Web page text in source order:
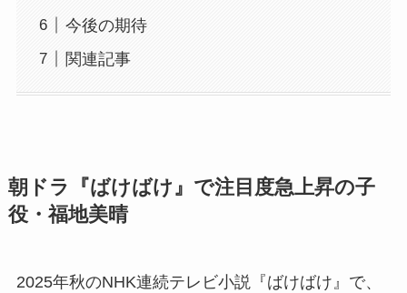
今後の期待
関連記事
朝ドラ『ばけばけ』で注目度急上昇の子
役・福地美晴
2025年秋のNHK連続テレビ小説『ばけばけ』で、